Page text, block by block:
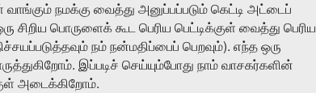
வாங்கும் நமக்கு வைத்து அனுப்பப்படும் கெட்டி அட்டைப்
சிறிய பொருளைக் கூட பெரிய பெட்டிக்குள் வைத்து பெரிய
நம் நன்மதிப்பைப் பெறவும்). எந்த ஒரு
. இப்படிச் செய்யும்போது நாம் வாசகர்களின்
அடைக்கிறோம்.